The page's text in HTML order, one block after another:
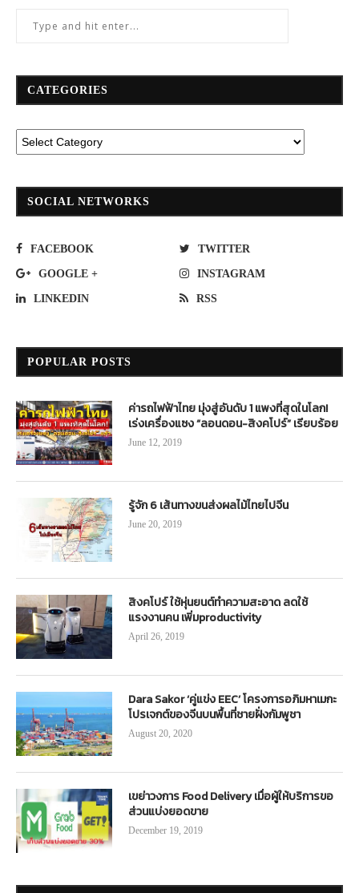
CATEGORIES
SOCIAL NETWORKS
FACEBOOK TWITTER
GOOGLE + INSTAGRAM
LINKEDIN RSS
POPULAR POSTS
ค่ารถไฟฟ้าไทย มุ่งสู่อันดับ 1 แพงที่สุดในโลก!
เร่งเครื่องแซง “ลอนดอน-สิงคโปร์” เรียบร้อย
June 12, 2019
รู้จัก 6 เส้นทางขนส่งผลไม้ไทยไปจีน
June 20, 2019
สิงคโปร์ ใช้หุ่นยนต์ทำความสะอาด ลดใช้
แรงงานคน เพิ่มproductivity
April 26, 2019
Dara Sakor ‘คู่แข่ง EEC’ โครงการอภิมหาเมกะ
โปรเจกต์ของจีนบนพื้นที่ชายฝั่งกัมพูชา
August 20, 2020
เขย่าวงการ Food Delivery เมื่อผู้ให้บริการขอ
ส่วนแบ่งยอดขาย
December 19, 2019